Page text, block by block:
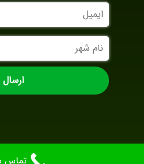
ایمیل
نام
شهر
تماس